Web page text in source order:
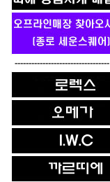
----------------------------------